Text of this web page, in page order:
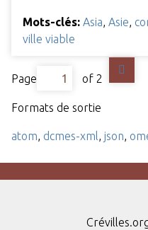
Mots-clés: Asia, Asie,
ville viable
Page of 2
Formats de sortie
atom, dcmes-xml, json,